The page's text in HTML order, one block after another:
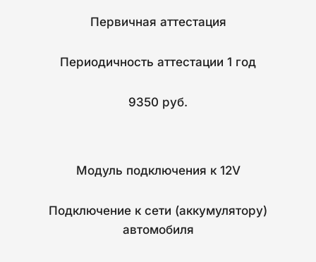
Первичная аттестация
Периодичность аттестации 1 год
9350 руб.
Модуль подключения к 12V
Подключение к сети (аккумулятору)
автомобиля